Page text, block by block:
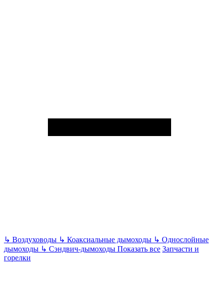
↳ Воздуховоды ↳ Коаксиальные дымоходы ↳ Однослойные
дымоходы ↳ Сэндвич-дымоходы Показать все Запчасти и
горелки